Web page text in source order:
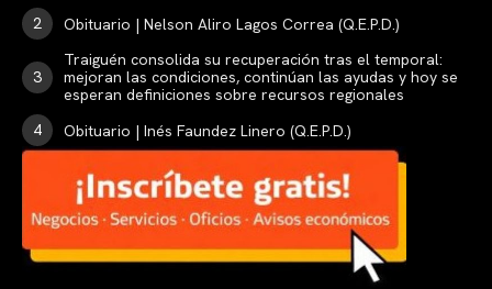
Obituario | Nelson Aliro Lagos Correa (Q.E.P.D.)
Traiguén consolida su recuperación tras el temporal:
mejoran las condiciones, continúan las ayudas y hoy se
esperan definiciones sobre recursos regionales
Obituario | Inés Faundez Linero (Q.E.P.D.)